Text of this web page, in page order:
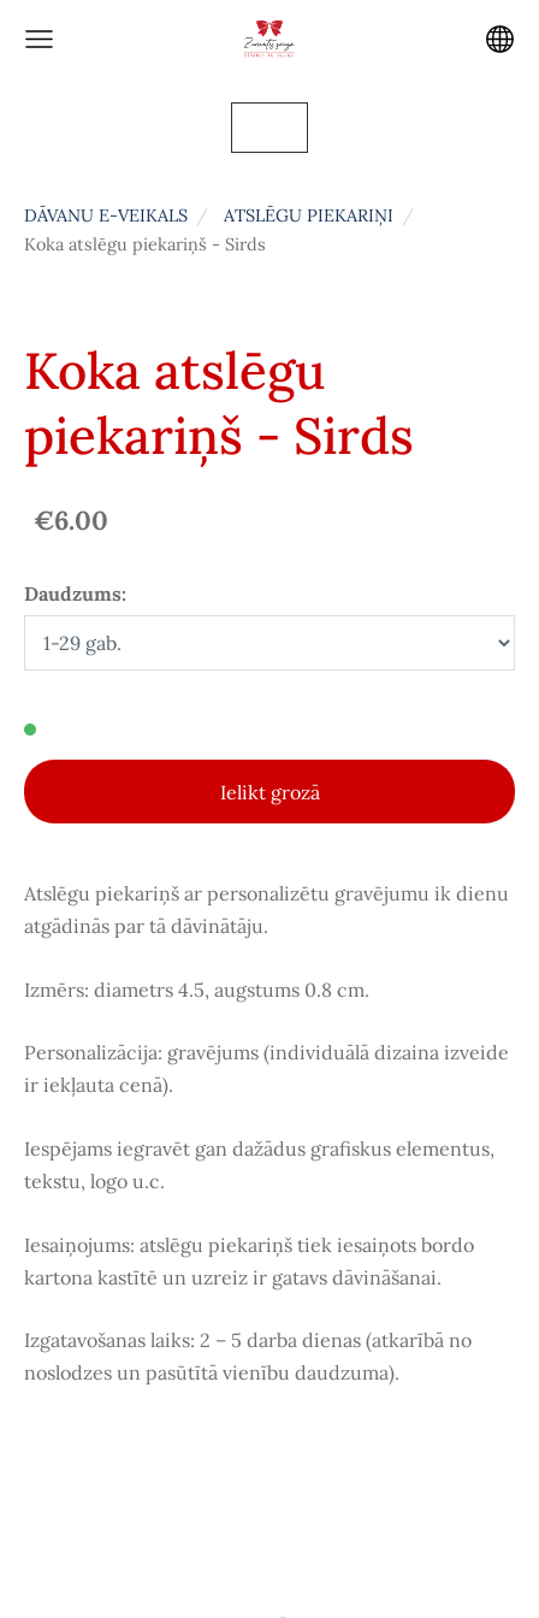
DĀVANU E-VEIKALS
ATSLĒGU PIEKARIŅI
Koka atslēgu piekariņš - Sirds
Koka atslēgu
piekariņš - Sirds
€6.00
Daudzums:
Ielikt grozā
Atslēgu piekariņš ar personalizētu gravējumu ik dienu
atgādinās par tā dāvinātāju.
Izmērs: diametrs 4.5, augstums 0.8 cm.
Personalizācija: gravējums (individuālā dizaina izveide
ir iekļauta cenā).
Iespējams iegravēt gan dažādus grafiskus elementus,
tekstu, logo u.c.
Iesaiņojums: atslēgu piekariņš tiek iesaiņots bordo
kartona kastītē un uzreiz ir gatavs dāvināšanai.
Izgatavošanas laiks: 2 – 5 darba dienas (atkarībā no
noslodzes un pasūtītā vienību daudzuma).